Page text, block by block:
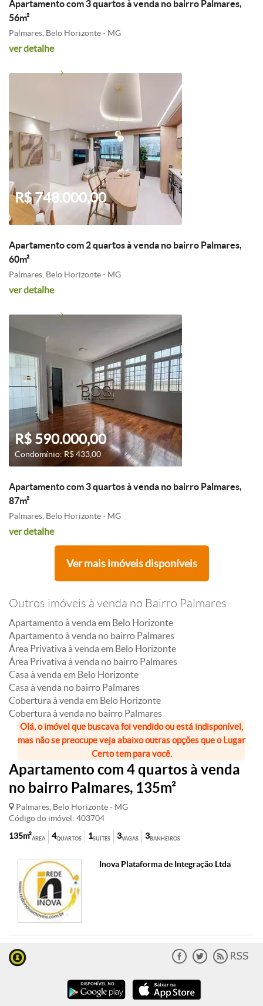
Apartamento com 3 quartos à venda no bairro Palmares,
56m²
Palmares, Belo Horizonte - MG
ver detalhe
R$ 748.000,00
Apartamento com 2 quartos à venda no bairro Palmares,
60m²
Palmares, Belo Horizonte - MG
ver detalhe
R$ 590.000,00
Condomínio: R$ 433,00
Apartamento com 3 quartos à venda no bairro Palmares,
87m²
Palmares, Belo Horizonte - MG
ver detalhe
Ver mais imóveis disponíveis
Outros imóveis à venda no Bairro Palmares
Apartamento à venda em Belo Horizonte
Apartamento à venda no bairro Palmares
Área Privativa à venda em Belo Horizonte
Área Privativa à venda no bairro Palmares
Casa à venda em Belo Horizonte
Casa à venda no bairro Palmares
Cobertura à venda em Belo Horizonte
Cobertura à venda no bairro Palmares
Olá, o imóvel que buscava foi vendido ou está indisponível,
mas não se preocupe veja abaixo outras opções que o Lugar
Certo tem para você.
Apartamento com 4 quartos à venda
no bairro Palmares, 135m²
Palmares, Belo Horizonte - MG
Código do imóvel: 403704
ÁREA
135m² QUARTOS
4 SUÍTES
1 VAGAS
3 BANHEIROS
3
Inova Plataforma de Integração Ltda